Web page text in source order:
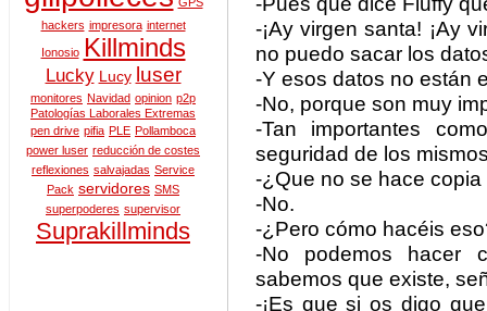
GPS
hackers impresora internet
Ionosio Killminds
Lucky Lucy luser
monitores Navidad opinion p2p
Patologías Laborales Extremas
pen drive pifia PLE Pollamboca
power luser reducción de costes
reflexiones salvajadas Service
Pack servidores SMS
superpoderes supervisor
Suprakillminds
-¡Ay virgen santa! ¡Ay
no puedo sacar los
-Y esos datos no están
-No, porque son muy
-Tan importantes
seguridad de los
-¿Que no se hace
-No.
-¿Pero cómo hacéis
-No podemos hacer
sabemos que existe,
-¡Es que si os digo